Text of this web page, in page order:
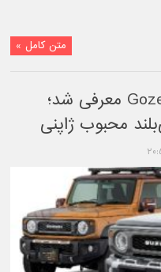
متن کامل »
کانسپت سوزوکی جیمینی Gozel معرفی شد؛
محبوب ژاپنی